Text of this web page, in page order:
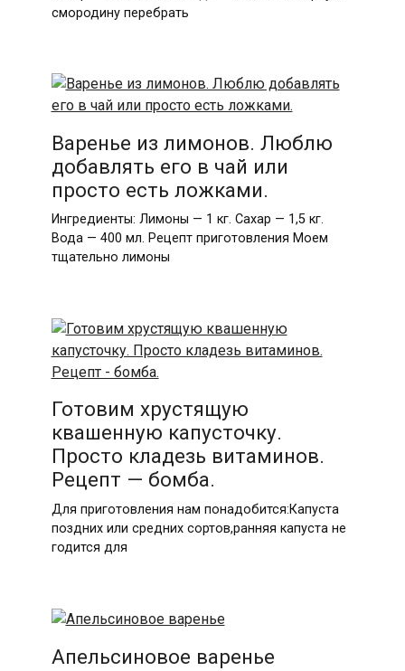
смородину перебрать
Варенье из лимонов. Люблю
добавлять его в чай или
просто есть ложками.
Ингредиенты: Лимоны — 1 кг. Сахар — 1,5 кг.
Вода — 400 мл. Рецепт приготовления Моем
тщательно лимоны
Готовим хрустящую
квашенную капусточку.
Просто кладезь витаминов.
Рецепт — бомба.
Для приготовления нам понадобится:​​Капуста
поздних или средних сортов,ранняя капуста не
годится для
Апельсиновое варенье